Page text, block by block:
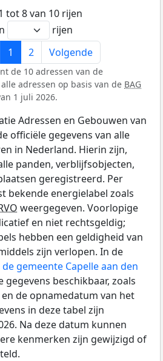
tot 8 van 10 rijen
rijen
1 2 Volgende
de 10 adressen van de
adressen op basis van de BAG
1 juli 2026.
Adressen en Gebouwen van
officiële gegevens van alle
in Nederland. Hierin zijn,
panden, verblijfsobjecten,
geregistreerd. Per
bekende energielabel zoals
weergegeven. Voorlopige
en niet rechtsgeldig;
hebben een geldigheid van
zijn verlopen. In de
gemeente Capelle aan den
gegevens beschikbaar, zoals
de opnamedatum van het
in deze tabel zijn
Na deze datum kunnen
kenmerken zijn gewijzigd of